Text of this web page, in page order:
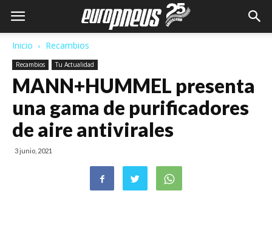
Inicio Recambios
Recambios Tu Actualidad
MANN+HUMMEL presenta
una gama de purificadores
de aire antivirales
3 junio, 2021